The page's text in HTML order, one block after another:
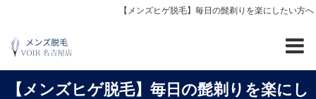
【メンズヒゲ脱毛】毎日の髭剃りを楽にしたい方へ
【メンズヒゲ脱毛】毎日の髭剃りを楽にし